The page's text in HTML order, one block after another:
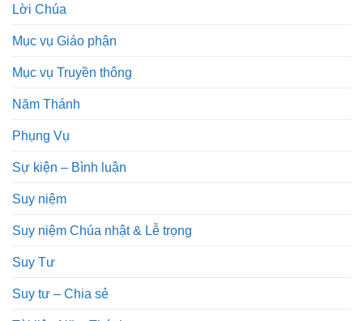
Lời Chúa
Mục vụ Giáo phận
Mục vụ Truyền thông
Năm Thánh
Phụng Vụ
Sự kiện – Bình luận
Suy niệm
Suy niệm Chúa nhật & Lễ trọng
Suy Tư
Suy tư – Chia sẻ